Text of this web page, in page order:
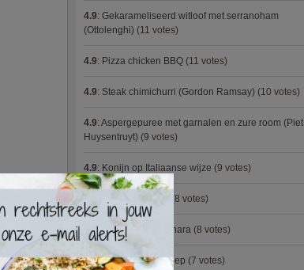
4.9: Gekarameliseerd witloof met serranoham
(Ottolenghi) (11 votes)
4.9: Pizza chicken BBQ (11 votes)
4.9: Steak chimichurri (Gordon Ramsay) (10 votes)
4.9: Aspergepuree met garnalen en zure room (Piet
Huysentruyt) (9 votes)
4.9: Konijn op Italiaanse wijze (9 votes)
(8 votes)
4.9:Courgette carbonara (8 votes)
4.9:Aziatische preisoep (7 votes)
×